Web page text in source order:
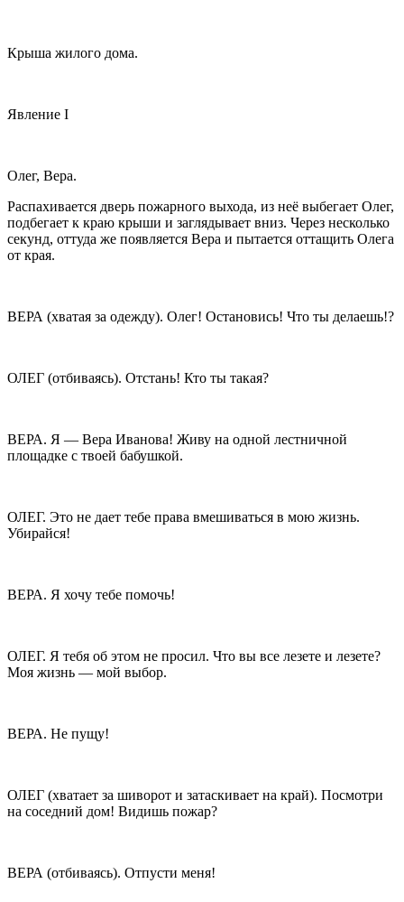
Крыша жилого дома.
Явление I
Олег, Вера.
Распахивается дверь пожарного выхода, из неё выбегает Олег,
подбегает к краю крыши и заглядывает вниз. Через несколько
секунд, оттуда же появляется Вера и пытается оттащить Олега
от края.
ВЕРА (хватая за одежду). Олег! Остановись! Что ты делаешь!?
ОЛЕГ (отбиваясь). Отстань! Кто ты такая?
ВЕРА. Я — Вера Иванова! Живу на одной лестничной
площадке с твоей бабушкой.
ОЛЕГ. Это не дает тебе права вмешиваться в мою жизнь.
Убирайся!
ВЕРА. Я хочу тебе помочь!
ОЛЕГ. Я тебя об этом не просил. Что вы все лезете и лезете?
Моя жизнь — мой выбор.
ВЕРА. Не пущу!
ОЛЕГ (хватает за шиворот и затаскивает на край). Посмотри
на соседний дом! Видишь пожар?
ВЕРА (отбиваясь). Отпусти меня!